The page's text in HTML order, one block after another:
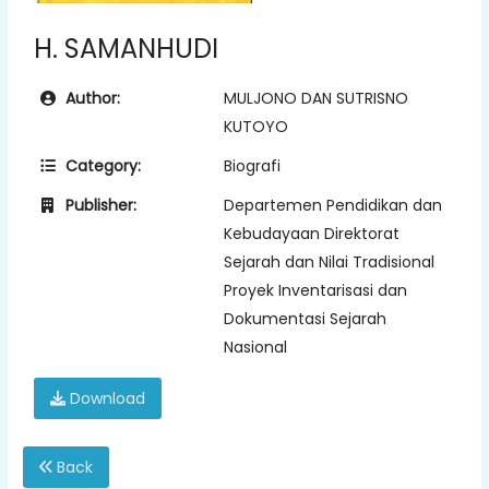
H. SAMANHUDI
Author:
MULJONO DAN SUTRISNO
KUTOYO
Category:
Biografi
Publisher:
Departemen Pendidikan dan
Kebudayaan Direktorat
Sejarah dan Nilai Tradisional
Proyek Inventarisasi dan
Dokumentasi Sejarah
Nasional
Download
Back